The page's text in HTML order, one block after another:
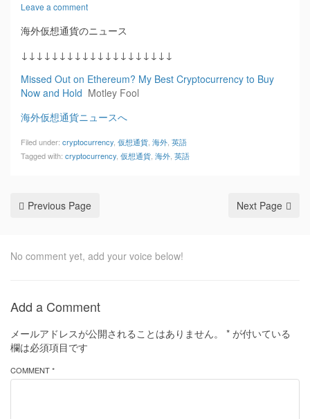
Leave a comment
海外仮想通貨のニュース
↓↓↓↓↓↓↓↓↓↓↓↓↓↓↓↓↓↓↓↓
Missed Out on Ethereum? My Best Cryptocurrency to Buy
Now and Hold Motley Fool
海外仮想通貨ニュースへ
Filed under: cryptocurrency 仮想通貨 海外 英語
Tagged with: cryptocurrency 仮想通貨 海外 英語
Previous Page Next Page
No comment yet, add your voice below!
Add a Comment
メールアドレスが公開されることはありません。 * が付いている
欄は必須項目です
COMMENT *